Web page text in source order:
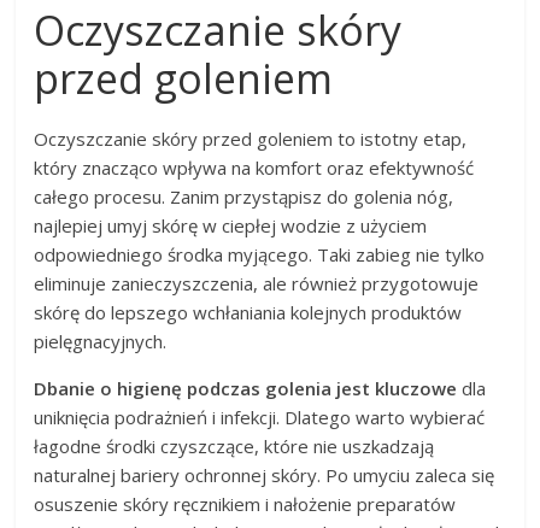
Oczyszczanie skóry
przed goleniem
Oczyszczanie skóry przed goleniem to istotny etap,
który znacząco wpływa na komfort oraz efektywność
całego procesu. Zanim przystąpisz do golenia nóg,
najlepiej umyj skórę w ciepłej wodzie z użyciem
odpowiedniego środka myjącego. Taki zabieg nie tylko
eliminuje zanieczyszczenia, ale również przygotowuje
skórę do lepszego wchłaniania kolejnych produktów
pielęgnacyjnych.
Dbanie o higienę podczas golenia jest kluczowe dla
uniknięcia podrażnień i infekcji. Dlatego warto wybierać
łagodne środki czyszczące, które nie uszkadzają
naturalnej bariery ochronnej skóry. Po umyciu zaleca się
osuszenie skóry ręcznikiem i nałożenie preparatów